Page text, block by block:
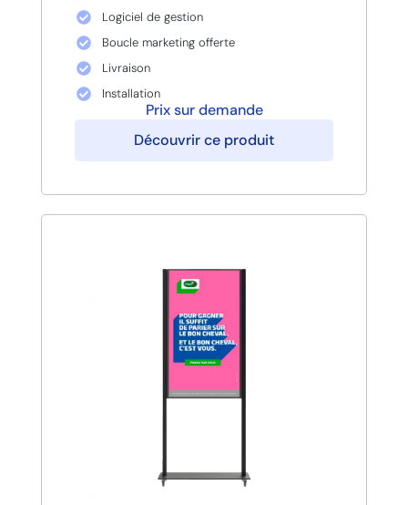
Logiciel de gestion
Boucle marketing offerte
Livraison
Installation
Prix sur demande
Découvrir ce produit